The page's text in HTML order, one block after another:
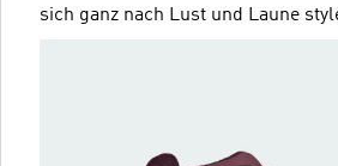
sich ganz nach Lust und Laune